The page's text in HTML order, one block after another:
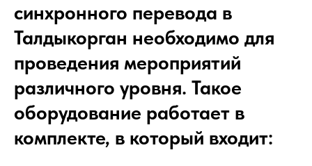
синхронного перевода в
Талдыкорган необходимо для
проведения мероприятий
различного уровня. Такое
оборудование работает в
комплекте, в который входит: